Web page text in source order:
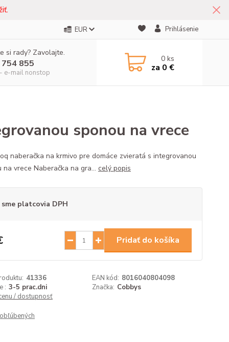
EUR Prihlásenie
si rady? Zavolajte.
855
e-mail nonstop
0ks
za 0 €
sponou na vrece
naberačka na krmivo pre domáce zvieratá s integrovanou
na vrece Naberačka na gra... celý popis
sme platcovia DPH
Pridať do košíka
41336 EAN kód: 8016040804098
: 3-5 prac.dni Značka: Cobbys
/ dostupnosť